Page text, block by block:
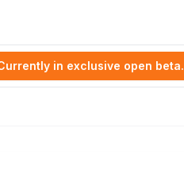
in exclusive open